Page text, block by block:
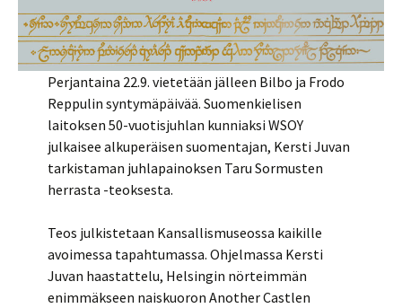
Perjantaina 22.9. vietetään jälleen Bilbo ja Frodo
Reppulin syntymäpäivää. Suomenkielisen
laitoksen 50-vuotisjuhlan kunniaksi WSOY
julkaisee alkuperäisen suomentajan, Kersti Juvan
tarkistaman juhlapainoksen Taru Sormusten
herrasta -teoksesta.
Teos julkistetaan Kansallismuseossa kaikille
avoimessa tapahtumassa. Ohjelmassa Kersti
Juvan haastattelu, Helsingin nörteimmän
enimmäkseen naiskuoron Another Castlen